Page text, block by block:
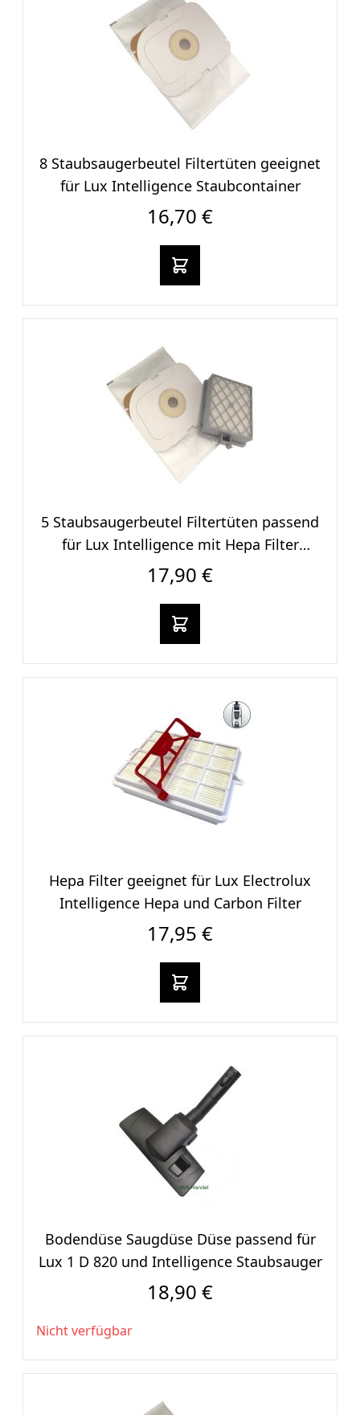
8 Staubsaugerbeutel Filtertüten geeignet
für Lux Intelligence Staubcontainer
16,70 €
In den warenkorb
5 Staubsaugerbeut​el Filtertüten passend
für Lux Intelligence mit Hepa Filter
Langzeitfilter
17,90 €
In den warenkorb
Hepa Filter geeignet für Lux Electrolux
Intelligence Hepa und Carbon Filter
17,95 €
In den warenkorb
Bodendüse Saugdüse Düse passend für
Lux 1 D 820 und Intelligence Staubsauger
18,90 €
Nicht verfügbar